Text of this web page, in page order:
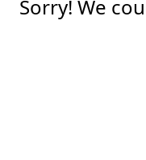
Sorry! We